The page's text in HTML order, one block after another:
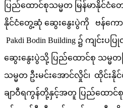
ပြည်ထောင်စုသမ္မတ မြန်မာနိုင်ငံ
နိုင်ငံတွေ့ဆုံ ဆွေးနွေးပွဲကို ဗန်ကေ
Pakdi Bodin Building ၌ ကျင်
ဆွေးနွေးပွဲသို့ ပြည်ထောင်စု သမ္မတ
သမ္မတ ဦးမင်းအောင်လှိုင်၊ ထိုင်းနို
ချာဝီရကွန်တို့နှင့်အတူ ပြည်ထောင်စု